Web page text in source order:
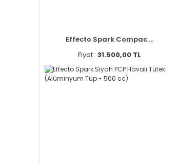
Effecto Spark Compac ...
Fiyat : 31.500,00 TL